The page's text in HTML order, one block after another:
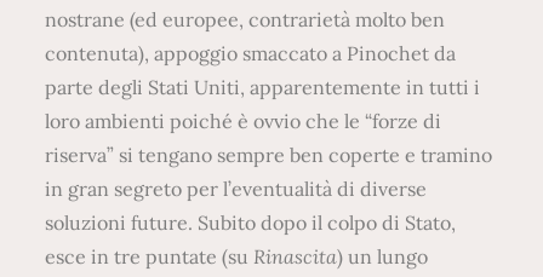
nostrane (ed europee, contrarietà molto ben
contenuta), appoggio smaccato a Pinochet da
parte degli Stati Uniti, apparentemente in tutti i
loro ambienti poiché è ovvio che le “forze di
riserva” si tengano sempre ben coperte e tramino
in gran segreto per l’eventualità di diverse
soluzioni future. Subito dopo il colpo di Stato,
esce in tre puntate (su Rinascita) un lungo